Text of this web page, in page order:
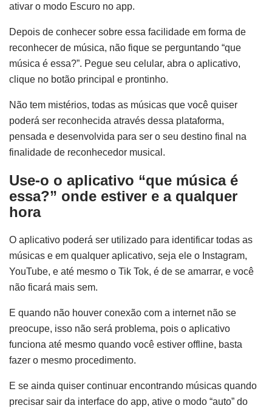
ativar o modo Escuro no app.
Depois de conhecer sobre essa facilidade em forma de
reconhecer de música, não fique se perguntando “que
música é essa?”. Pegue seu celular, abra o aplicativo,
clique no botão principal e prontinho.
Não tem mistérios, todas as músicas que você quiser
poderá ser reconhecida através dessa plataforma,
pensada e desenvolvida para ser o seu destino final na
finalidade de reconhecedor musical.
Use-o o aplicativo “que música é
essa?” onde estiver e a qualquer
hora
O aplicativo poderá ser utilizado para identificar todas as
músicas e em qualquer aplicativo, seja ele o Instagram,
YouTube, e até mesmo o Tik Tok, é de se amarrar, e você
não ficará mais sem.
E quando não houver conexão com a internet não se
preocupe, isso não será problema, pois o aplicativo
funciona até mesmo quando você estiver offline, basta
fazer o mesmo procedimento.
E se ainda quiser continuar encontrando músicas quando
precisar sair da interface do app, ative o modo “auto” do